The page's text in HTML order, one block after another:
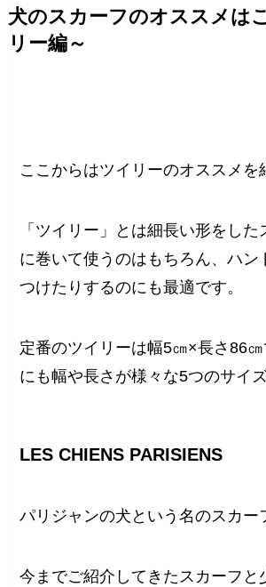
犬のスカーフのオススメは
リー編～
ここからはツイリーのオススメを
「ツイリー」とは細長い形をし
に巻いて使うのはもちろん、ハン
つけたりするのにも最適です。
定番のツイリーは幅5㎝×長さ86
にも幅や長さが様々な5つのサイ
LES CHIENS PARISIENS
パリジャンの犬という名のスカー
今までご紹介してきたスカーフと